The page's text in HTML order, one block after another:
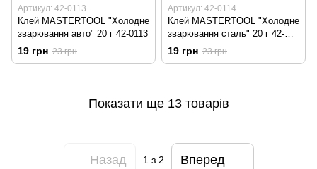
Артикул: 42-0113
Клей MASTERTOOL "Холодне
зварювання авто" 20 г 42-0113
19 грн 23 грн
Артикул: 42-0114
Клей MASTERTOOL "Холодне
зварювання сталь" 20 г 42-
0114
19 грн 23 грн
Показати ще 13 товарів
Назад 1з 2 Вперед